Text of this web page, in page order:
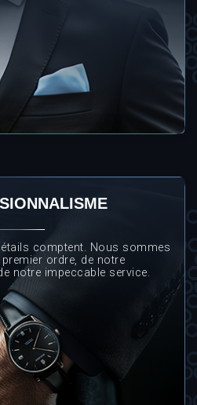
comptent. Nous sommes
ordre, de notre
notre impeccable service.